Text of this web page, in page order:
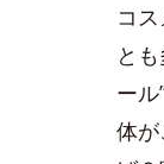
コ
と
ー
体